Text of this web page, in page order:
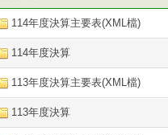
114年度決算主要表(XML檔)
114年度決算
113年度決算主要表(XML檔)
113年度決算